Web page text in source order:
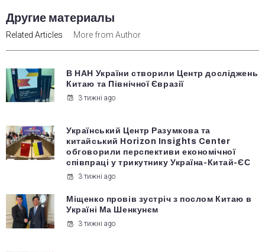
Другие материалы
Related Articles More from Author
В НАН України створили Центр досліджень
Китаю та Північної Євразії
3 тижні ago
Український Центр Разумкова та
китайський Horizon Insights Center
обговорили перспективи економічної
співпраці у трикутнику Україна-Китай-ЄС
3 тижні ago
Міщенко провів зустріч з послом Китаю в
Україні Ма Шенкунєм
3 тижні ago